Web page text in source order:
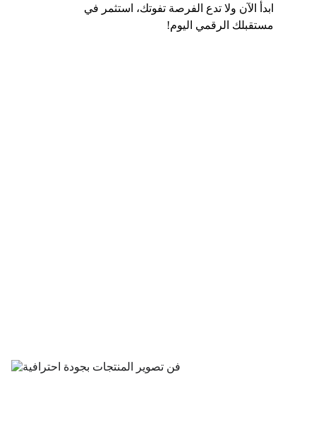
ابدأ الآن ولا تدع الفرصة تفوتك، استثمر في
مستقبلك الرقمي اليوم!